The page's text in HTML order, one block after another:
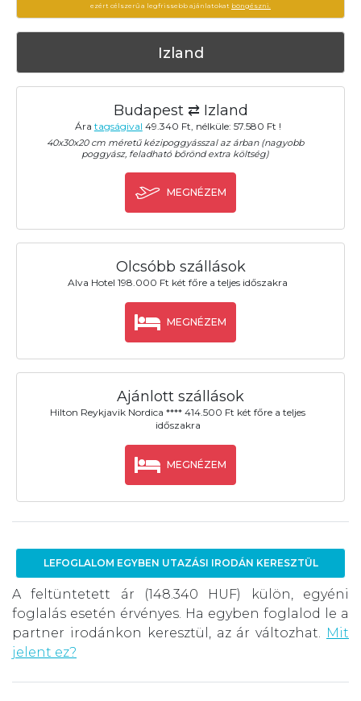
ezért célszerű a legfrissebb ajánlatokat böngészni.
Izland
Budapest ⇄ Izland
Ára tagságival 49.340 Ft, nélküle: 57.580 Ft !
40x30x20 cm méretű kézipoggyásszal az árban (nagyobb
poggyász, feladható bőrönd extra költség)
MEGNÉZEM
Olcsóbb szállások
Alva Hotel 198.000 Ft két főre a teljes időszakra
MEGNÉZEM
Ajánlott szállások
Hilton Reykjavik Nordica **** 414.500 Ft két főre a teljes
időszakra
MEGNÉZEM
LEFOGLALOM EGYBEN UTAZÁSI IRODÁN KERESZTÜL
A feltüntetett ár (148.340 HUF) külön, egyéni
foglalás esetén érvényes. Ha egyben foglalod le a
partner irodánkon keresztül, az ár változhat. Mit
jelent ez?